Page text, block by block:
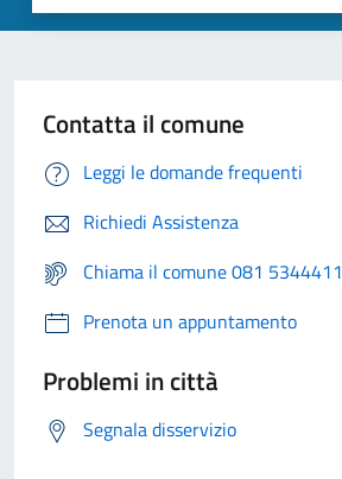
Contatta il comune
Leggi le domande frequenti
Richiedi Assistenza
Chiama il comune 081 5344411
Prenota un appuntamento
Problemi in città
Segnala disservizio